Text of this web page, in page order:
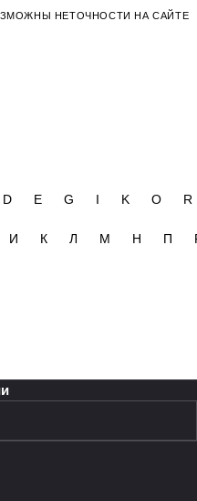
НЕТОЧНОСТИ НА САЙТЕ
D E G I K O R
И К Л М Н П